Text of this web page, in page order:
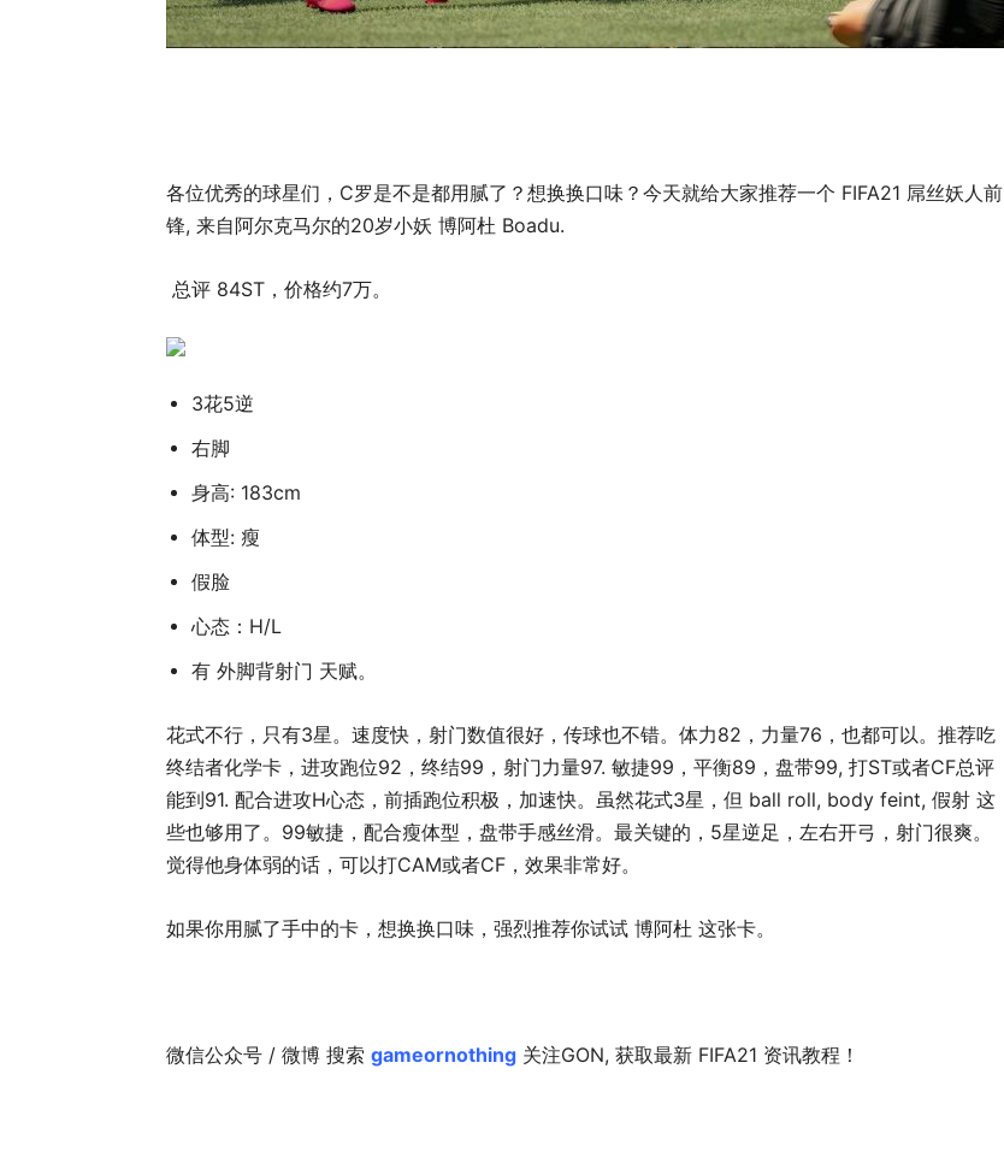
各位优秀的球星们，C罗是不是都用腻了？想换换口味？今天就给大家推荐一个 FIFA21 屌丝妖人前
锋, 来自阿尔克马尔的20岁小妖 博阿杜 Boadu.
总评 84ST，价格约7万。
3花5逆
右脚
身高: 183cm
体型: 瘦
假脸
心态：H/L
有 外脚背射门 天赋。
花式不行，只有3星。速度快，射门数值很好，传球也不错。体力82，力量76，也都可以。推荐吃
终结者化学卡，进攻跑位92，终结99，射门力量97. 敏捷99，平衡89，盘带99, 打ST或者CF总评
能到91. 配合进攻H心态，前插跑位积极，加速快。虽然花式3星，但 ball roll, body feint, 假射 这
些也够用了。99敏捷，配合瘦体型，盘带手感丝滑。最关键的，5星逆足，左右开弓，射门很爽。
觉得他身体弱的话，可以打CAM或者CF，效果非常好。
如果你用腻了手中的卡，想换换口味，强烈推荐你试试 博阿杜 这张卡。
微信公众号 / 微博 搜索 gameornothing 关注GON, 获取最新 FIFA21 资讯教程！